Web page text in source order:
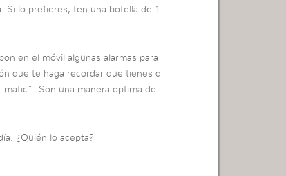
Si lo prefieres, ten una botella de 1
en el móvil algunas alarmas para
que te haga recordar que tienes q
Son una manera optima de
¿Quién lo acepta?